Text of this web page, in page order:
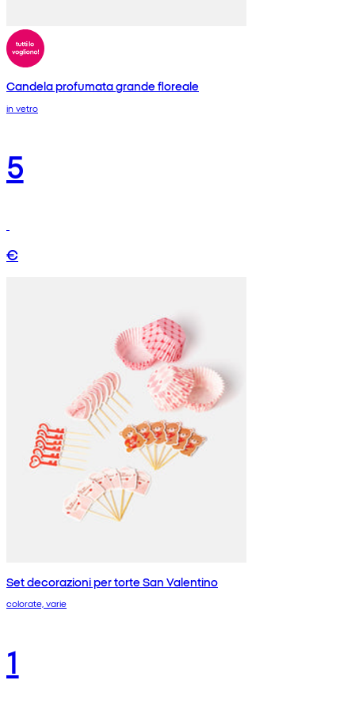
Candela profumata grande floreale
in vetro
5
€
Set decorazioni per torte San Valentino
colorate, varie
1